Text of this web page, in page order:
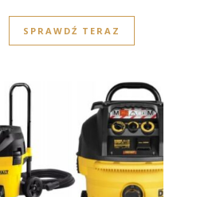
SPRAWDŹ TERAZ